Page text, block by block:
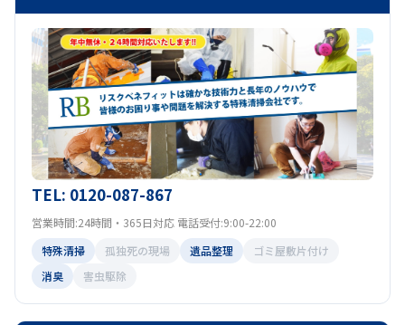
TEL: 0120-087-867
営業時間:24時間・365日対応 電話受付:9:00-22:00
特殊清掃
孤独死の現場 遺品整理
ゴミ屋敷片付け
消臭
害虫駆除